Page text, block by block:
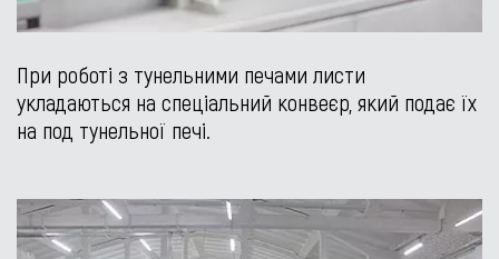
При роботі з тунельними печами листи
укладаються на спеціальний конвеєр, який подає їх
на под тунельної печі.